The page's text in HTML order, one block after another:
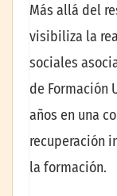
Más allá del
visibiliza la
sociales
de Formación
años en una
recuperación
la formación.